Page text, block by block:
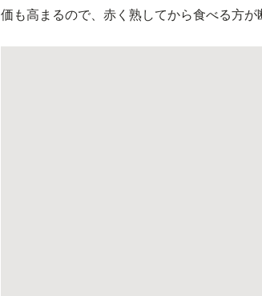
価も高まるので、赤く熟してから食べる方が